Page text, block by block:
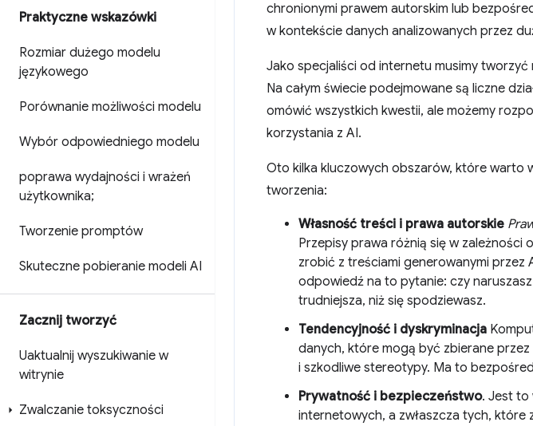
Praktyczne wskazówki
Rozmiar dużego modelu
językowego
Porównanie możliwości modelu
Wybór odpowiedniego modelu
poprawa wydajności i wrażeń
użytkownika;
Tworzenie promptów
Skuteczne pobieranie modeli AI
Zacznij tworzyć
Uaktualnij wyszukiwanie w
witrynie
Zwalczanie toksyczności
chronionymi prawem autorskim lub
w kontekście danych analizowanych przez
Jako specjaliści od internetu musimy
Na całym świecie podejmowane są liczne
omówić wszystkich kwestii, ale możemy
korzystania z AI.
Oto kilka kluczowych obszarów, które warto
tworzenia:
Własność treści i prawa autorskie
Przepisy prawa różnią się w zależności
zrobić z treściami generowanymi przez
odpowiedź na to pytanie: czy
trudniejsza, niż się spodziewasz.
Tendencyjność i dyskryminacja
danych, które mogą być zbierane
i szkodliwe stereotypy. Ma to
Prywatność i bezpieczeństwo. Jest to
internetowych, a zwłaszcza tych,